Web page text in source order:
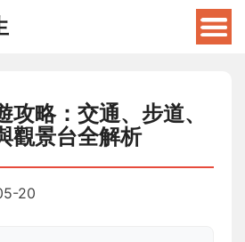
攻略：交通、步道、
觀景台全解析
20